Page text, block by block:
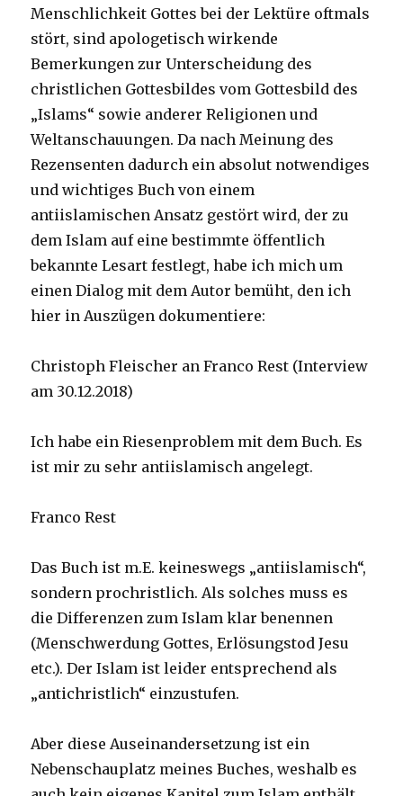
Menschlichkeit Gottes bei der Lektüre oftmals
stört, sind apologetisch wirkende
Bemerkungen zur Unterscheidung des
christlichen Gottesbildes vom Gottesbild des
„Islams“ sowie anderer Religionen und
Weltanschauungen. Da nach Meinung des
Rezensenten dadurch ein absolut notwendiges
und wichtiges Buch von einem
antiislamischen Ansatz gestört wird, der zu
dem Islam auf eine bestimmte öffentlich
bekannte Lesart festlegt, habe ich mich um
einen Dialog mit dem Autor bemüht, den ich
hier in Auszügen dokumentiere:
Christoph Fleischer an Franco Rest (Interview
am 30.12.2018)
Ich habe ein Riesenproblem mit dem Buch. Es
ist mir zu sehr antiislamisch angelegt.
Franco Rest
Das Buch ist m.E. keineswegs „antiislamisch“,
sondern prochristlich. Als solches muss es
die Differenzen zum Islam klar benennen
(Menschwerdung Gottes, Erlösungstod Jesu
etc.). Der Islam ist leider entsprechend als
„antichristlich“ einzustufen.
Aber diese Auseinandersetzung ist ein
Nebenschauplatz meines Buches, weshalb es